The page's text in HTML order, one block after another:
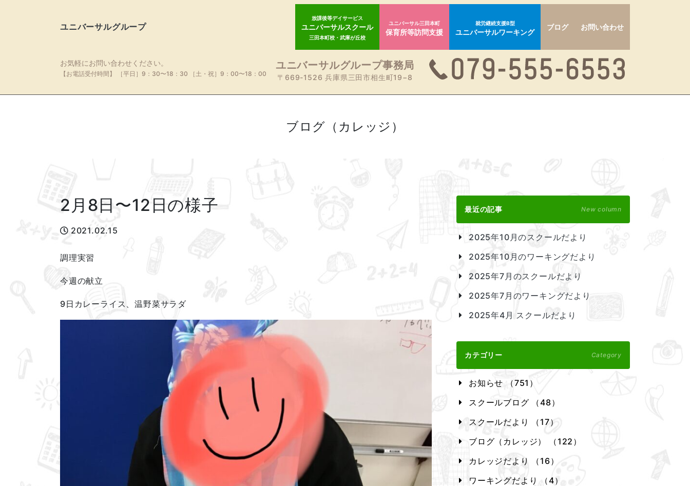
ユニバーサルグループ
放課後等デイサービス
ユニバーサルスクール
三田本町校・武庫が丘校
ユニバーサル三田本町
保育所等訪問支援
就労継続支援B型
ユニバーサルワーキング
ブログ お問い合わせ
お気軽にお問い合わせください。
【お電話受付時間】 ［平日］9：30〜18：30 ［土・祝］9：00〜18：00
ユニバーサルグループ事務局
〒669-1526 兵庫県三田市相生町19−8
ブログ（カレッジ）
2月8日〜12日の様子
2021.02.15
調理実習
今週の献立
9日カレーライス、温野菜サラダ
最近の記事 New column
2025年10月のスクールだより
2025年10月のワーキングだより
2025年7月のスクールだより
2025年7月のワーキングだより
2025年4月 スクールだより
カテゴリー Category
お知らせ （751）
スクールブログ （48）
スクールだより （17）
ブログ（カレッジ） （122）
カレッジだより （16）
ワーキングだより （4）